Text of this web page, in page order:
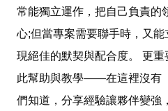
常能獨立運作，把自己負責的
心;但當專案需要聯手時，又
現絕佳的默契與配合度。 更
此幫助與教學——在這裡沒有
們知道，分享經驗讓夥伴變強